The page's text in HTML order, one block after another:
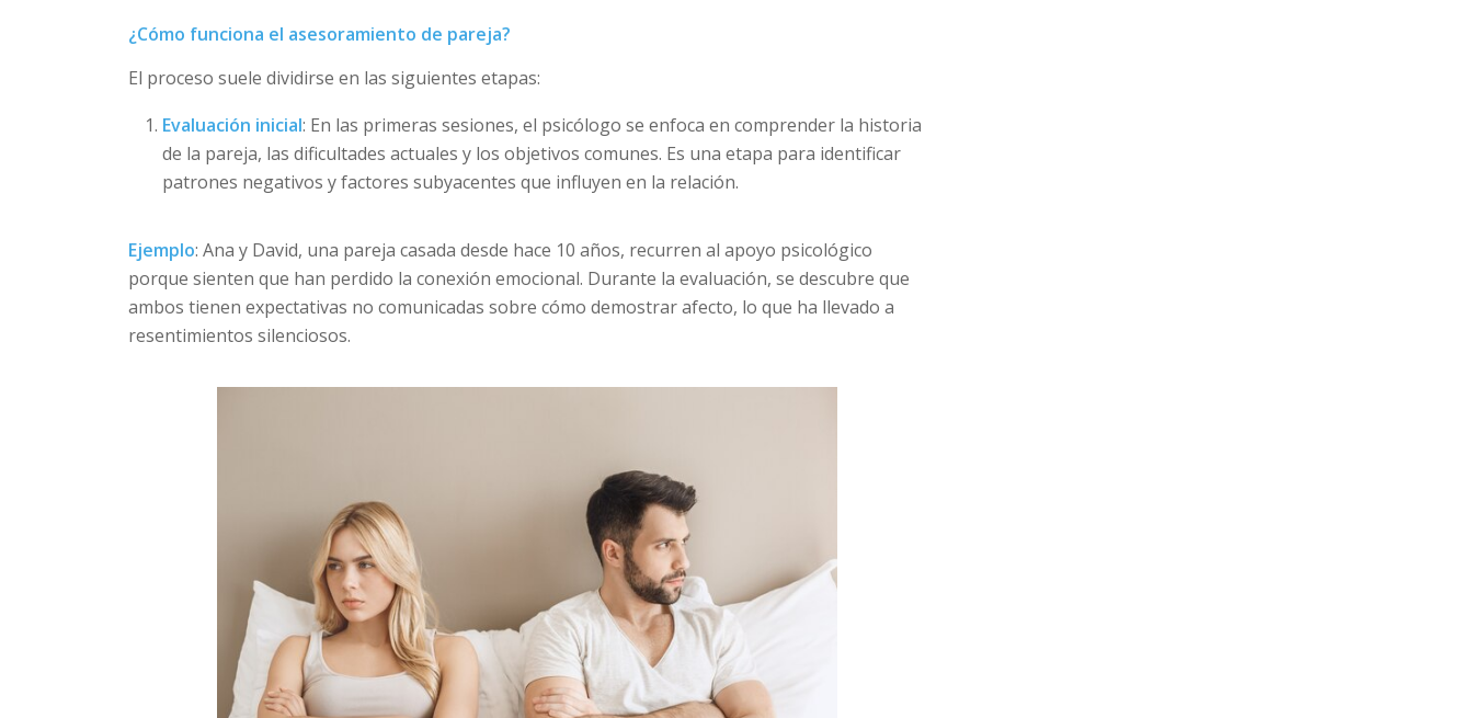
¿Cómo funciona el asesoramiento de pareja?
El proceso suele dividirse en las siguientes etapas:
Evaluación inicial: En las primeras sesiones, el psicólogo se enfoca en comprender la historia
de la pareja, las dificultades actuales y los objetivos comunes. Es una etapa para identificar
patrones negativos y factores subyacentes que influyen en la relación.
Ejemplo: Ana y David, una pareja casada desde hace 10 años, recurren al apoyo psicológico
porque sienten que han perdido la conexión emocional. Durante la evaluación, se descubre que
ambos tienen expectativas no comunicadas sobre cómo demostrar afecto, lo que ha llevado a
resentimientos silenciosos.